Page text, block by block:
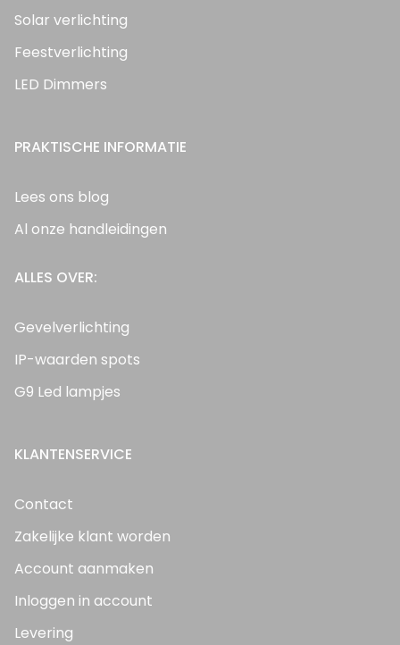
Solar verlichting
Feestverlichting
LED Dimmers
PRAKTISCHE INFORMATIE
Lees ons blog
Al onze handleidingen
ALLES OVER:
Gevelverlichting
IP-waarden spots
G9 Led lampjes
KLANTENSERVICE
Contact
Zakelijke klant worden
Account aanmaken
Inloggen in account
Levering